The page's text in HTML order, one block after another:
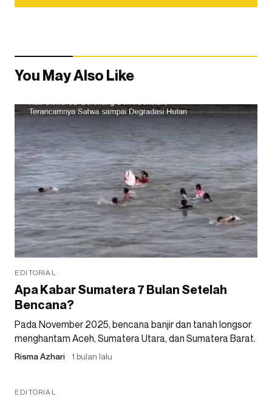
You May Also Like
EDITORIAL
Apa Kabar Sumatera 7 Bulan Setelah
Bencana?
Pada November 2025, bencana banjir dan tanah longsor
menghantam Aceh, Sumatera Utara, dan Sumatera Barat.
Risma Azhari 1 bulan lalu
EDITORIAL